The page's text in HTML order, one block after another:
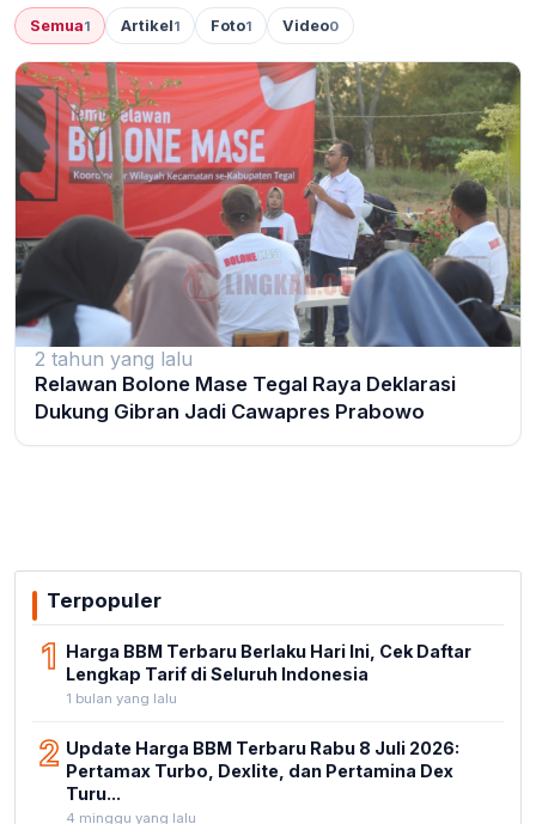
Semua1 Artikel1 Foto1 Video0
2 tahun yang lalu
Relawan Bolone Mase Tegal Raya Deklarasi
Dukung Gibran Jadi Cawapres Prabowo
Terpopuler
1 Harga BBM Terbaru Berlaku Hari Ini, Cek Daftar
Lengkap Tarif di Seluruh Indonesia
1 bulan yang lalu
2 Update Harga BBM Terbaru Rabu 8 Juli 2026:
Pertamax Turbo, Dexlite, dan Pertamina Dex
Turu...
4 minggu yang lalu